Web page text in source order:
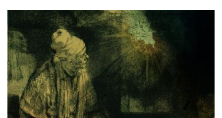
Οδύσσειας; Ποιος κερδίζει στην πάλη του ανθρώπου με τη
μοίρα; Μα φυσικά ο αναγνώστης!